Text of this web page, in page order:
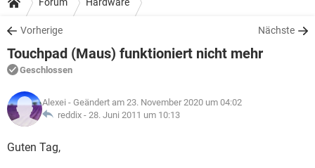
ANDROID
WINDOWS 10
WHATSAPP TIKTOK
FACEBOOK
SPIELE
WINDOWS 10
WHATSAPP
FACEBOOK HARDWARE
DOWNLOADS
SPIELE STREAMING
ANDROID
WINDOWS 10 INSTAGRAM
WHATSAPP
FACEBOOK
FORUM
SPIELE
ANDROID IOS
LEXIKON
SPIELE
ANDROID
Vorherige Nächste
Touchpad (Maus) funktioniert nicht mehr
Geschlossen
Alexei - Geändert am 23. November 2020 um 04:02
reddix - 28. Juni 2011 um 10:13
Guten Tag,